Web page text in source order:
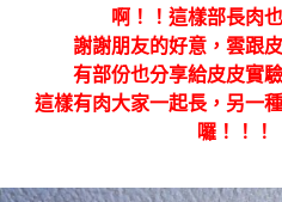
啊！！這樣部長肉
謝謝朋友的好意，雲跟
有部份也分享給皮皮實
這樣有肉大家一起長，另一
囉！！！